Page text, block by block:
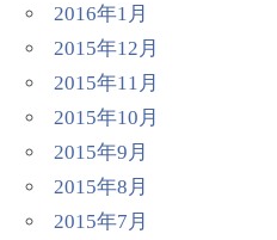
2016年1月
2015年12月
2015年11月
2015年10月
2015年9月
2015年8月
2015年7月